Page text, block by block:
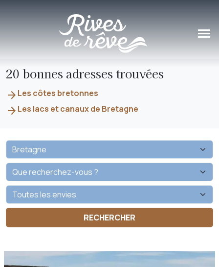
20 bonnes adresses trouvées
arrow_forward Les côtes bretonnes
arrow_forward Les lacs et canaux de Bretagne